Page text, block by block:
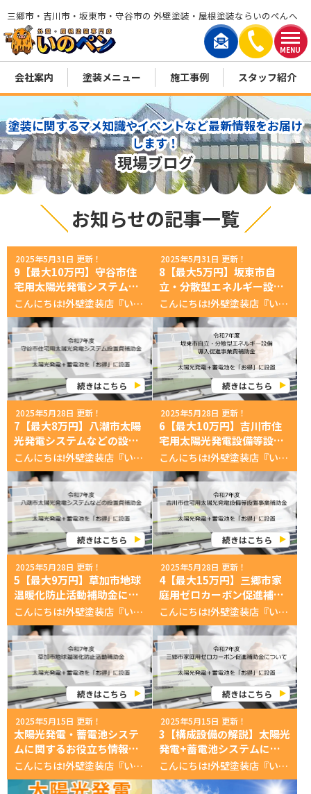
MENU
三郷市・吉川市・坂東市・守谷市の 外壁塗装・屋根塗装ならいのぺんへ
会社案内 塗装メニュー 施工事例 スタッフ紹介
塗装に関するマメ知識やイベントなど最新情報をお届け
します！
現場ブログ
お知らせの記事一覧
2025年5月31日 更新！
9【最大10万円】守谷市住
宅用太陽光発電システム設
置費補助金について
こんにちは!外壁塗装店『いのペン』です。 令和7年度、守谷市で使える「省エネ」設備導入の補助金についてご案内いたします。 現在、守谷市では個人の家庭向けに「太陽光発電」「蓄電池」などの省エネ設備の補助を行っております。「太陽光発電+蓄電池」の場合、最大10万円の補助を受けることができます。 申請をすれば利用できるお得な制度なので、設置の際は利用したい制度です。 特に、太陽光発電設備は固定価格買取制度と併用することできるため、初期費用負担を減らすことが出来ます。 注意点としては、6月2日からの申請で、予算が無くなり次第終了となる制度ですので早めに計画・準備する必要があります。 太陽光発電と蓄電池で使える2つの補助制度について 令和7年5月25日現在、守谷市では住宅用省エネ設備へ2つの補助金を出しています。 ● 住宅用太陽光発電システム設置費補助金 ● 家庭用リチウムイオン蓄電池設置費補助金 守谷市内に住む個人が、ご自宅に「太陽光発電」「蓄電池」を導入する場合、守谷市から最大10万円の補助金の交付を受けることができます。 太陽光発電の「固定価格買取制度」と合わせて、補助金をもらうことができるので、省エネ設備を導入する際は2つの制度を活用することをおすすめします。 補助金の窓口について 補助金の詳細や利用状況については下記、受付窓口へお問い合わせください。 受付窓口 生活経済部 生活環境課 住所 〒302-0198 茨城県守谷市大柏950番地の1 電話番号 生活環境課 0297-45-1111 補助金サイト 外部リンク 守谷市住宅用太陽光発電システム設置費補助金 外部リンク 家庭用リチウムイオン蓄電池設置費補助金 補助金の概要 予算に限りがある補助事業なので、早めの申請がおすすめです。 確実に補助を受けるためには、工事店とコミュニケーションをとり、不備なく審査を行う必要があります。 予算枠 それぞれ30件 先着順 30件を超えた時点で終了 申請期限 令和7年6月2日〜 実績報告期限:令和8年3月19日、または工事完了後30日以内 実績報告の受理後に補助金が交付される。 審査期間 約2週間 工事前に申請。 申請後、2週間程度で補助金の交付決定を通知。 利用条件 市内に居住し、市税を完納している 蓄電池の補助についてはいばらきエコチャレンジに登録していること 過去に同じ設備で交付を受けていないこと 注意点 工事開始前に申請 令和8年3月19日までに実績報告を行う 発電設備が10kw未満であること 郵送不可 設置者が用意する書類 (代理申請の場合) 委任状 蓄電池を設置する場合、いばらきエコチャレンジに登録していることが分かる書類 その他、契約書、設計図面や見積りなどの書類は工事店が用意 どのような設備にいくら補助? ● 住宅用太陽光発電システム設置費補助金 ● 家庭用リチウムイオン蓄電池設置費補助金 上記2つの補助制度を使う場合、10万円の補助を受けることができます。 補助対象設備 補助金額 太陽光発電設備の設置 5万円 定置用蓄電池の設置 5万円 補助金交付までの流れ ここからは「太陽光発電+蓄電池」を導入する場合の工事店とのやりとりを交えた申請から交付までの流れを解説します。以下は工事店に補助金申請を代行してもらう場合です。 申請と工事の準備(約5週間を目安) 1. 工事店へ工事の見積りを依頼 2. 工事店から設計図面と見積書をもらう 3. 工事内容と金額の確認 4. 内容に問題なければ、工事の請負契約を締結 5. 補助金の代行申請の委任状を工事店に提出 6. 補助金の申請書作成 7. 工事店がその他必要な写真や案内図、カタログを用意 8. 交付申請 9. 約2週間後、交付決定の通知 10. 電力会社への申請 11. 固定価格買取制度の申請 12. 電力会社と工事日の調整・決定 工事開始(1週間を目安) 1. 着工金のお支払い(工事店による) 2. 足場の設置 3. 資材搬入 4. 太陽光発電設備の設置 5. 蓄電池の設置 6. 電気の改修工事(宅内工事) 7. 試運転 8. 足場の撤去 9. 完了後の写真撮影 10. 工事費用、残金のお支払い 11. 工事費用の領収書を発行 工事完了から補助金交付(6週間を目安) 以下、補助金交付に必要な書類の一覧です。工事完了後14日以内に、受付窓口に提出します。 必要書類の多くは工事店が用意しますが、実績報告書や補助金請求書に設置者の押印と口座情報の記入が必要です。 必要書類の提出後は2週間程度で「補助金確定通知」が届き、その後「補助金請求書」を提出し、1ヶ月程度で指定の口座に振り込まれます。 ● セルフチェックシートの作成 ● 設置設備の保証書の写し ● 太陽光発電設備の設置が確認できる写真 ● 工事費用の領収書 ● 交付金の請求書 ● 振込先口座を確認できる書類(預金口座やキャッシュカードの写し) まとめ 以上、守谷市でつかえる「太陽光発電設備」と「蓄電池」の設置補助金の解説でした。 守谷市で省エネ設備の導入を検討される際はぜひご確認ください。 詳しくは、専門のスタッフがご説明しますので興味のある方はお気軽にお問合せください。 ↓↓↓お問合せここちらから↓↓↓ 無料お見積依頼・お問い合わせ 気軽にお問合せしてねなのら！ ◀メインページへ戻る
続きはこちら
2025年5月31日 更新！
8【最大5万円】坂東市自
立・分散型エネルギー設備
導入促進事業費補助金につ
いて
こんにちは!外壁塗装店『いのペン』です。 令和7年度、坂東市で使える「省エネ」設備導入の補助金についてご案内いたします。 現在、坂東市では個人の家庭向けに「蓄電池」の補助を行っております。太陽光発電設備に接続された蓄電池、と条件はありますが、最大5万円の補助を受けることができます。 申請をすれば利用できるお得な制度なので、設置の際は利用したい制度です。 特に、太陽光発電設備を新設する場合は固定価格買取制度と併用することできるため、初期費用負担を減らすことが出来ます。 注意点としては、6月2日からの申請で、予算が無くなり次第終了となる制度ですので早めに計画・準備する必要があります。 自立・分散型エネルギー設備導入促進事業費補助金について 坂東市内に住む個人が、ご自宅に太陽光発電設備と接続された「蓄電池」を導入する場合、坂東市から補助金の交付を受けることができます。 また、残念ながら「住宅用太陽光発電」への補助は行っていないようです。 補助金の窓口について 補助金の詳細や利用状況については下記、受付窓口へお問い合わせください。 受付窓口 生活環境課 住所 〒306-0692 茨城県坂東市岩井4365番地 電話番号 生活環境課 0297-35-2121 補助金サイト 外部リンク 住宅用蓄電池の設置をお考えのみなさまへ 補助金の概要 予算に限りがある補助事業なので、早めの申請がおすすめです。 確実に補助を受けるためには、工事店とコミュニケーションをとり、不備なく審査を行う必要があります。 予算枠 9件 9件を超えた時点で終了 申請期限 令和7年6月2日〜 実績報告期限:令和8年3月14日、または工事完了後30日以内 実績報告の受理後に補助金が交付される。 設置工事は令和8年3月13日までに完了していること。 審査期間 約2週間 工事前に申請。 申請後、2週間程度で補助金の交付決定を通知。 利用条件 市内に居住し、市税を完納している いばらきエコチャレンジに登録している 過去に同じ設備で交付を受けていないこと 注意点 工事開始前に申請 令和8年3月14日までに実績報告を行う 発電設備が10kw未満であること 郵送不可 令和8年3月13日までに工事が終わり、利用できる状況になっていること 設置者が用意する書類 (代理申請の場合) 委任状 いばらきエコチャレンジに登録していることが分かる書類 その他、契約書、設計図面や見積りなどの書類は工事店が用意 市税に係る納税証明書が必要な場合あり どのような設備にいくら補助? 太陽光発電に接続された蓄電池を設置した場合、5万円の補助を受けることができます。 補助対象設備 補助金額 定置用蓄電池の設置 5万円 補助金交付までの流れ ここからは「蓄電池」を導入する場合の工事店とのやりとりを交えた申請から交付までの流れを解説します。以下は工事店に補助金申請を代行してもらう場合です。 申請と工事の準備(約5週間を目安) 1. 工事店へ工事の見積りを依頼 2. 工事店から設計図面と見積書をもらう 3. 工事内容と金額の確認 4. 内容に問題なければ、工事の請負契約を締結 5. 補助金の代行申請の委任状を工事店に提出 6. 自立・分散型エネルギー設備導入促進事業費補助金の申請書作成 7. 工事店がその他必要な写真や案内図、カタログを用意 8. 交付申請 9. 約2週間後、交付決定の通知 10. 電力会社への申請 11. 固定価格買取制度の申請 12. 電力会社と工事日の調整・決定 工事開始(1週間を目安) 1. 着工金のお支払い(工事店による) 2. 足場の設置 3. 資材搬入 4. 太陽光発電設備の設置 5. 蓄電池の設置 6. 電気の改修工事(宅内工事) 7. 試運転 8. 足場の撤去 9. 完了後の写真撮影 10. 工事費用、残金のお支払い 11. 工事費用の領収書を発行 工事完了から補助金交付(6週間を目安) 以下、補助金交付に必要な書類の一覧です。 工事完了後30日以内に、受付窓口に提出します。 必要書類の多くは工事店が用意しますが、実績報告書や補助金請求書に設置者の押印と口座情報の記入が必要です。 必要書類の提出後は2週間程度で「補助金確定通知」が届き、その後「補助金請求書」を提出し、1ヶ月程度で指定の口座に振り込まれます。 ● 自立・分散型エネルギー設備導入促進事業実績報告書の作成 (設置者の押印と補助金の受け取り口座情報の記入) ● 蓄電池の保証書の写し ● 蓄電池設置完了後の写真 ● 太陽光発電設備の設置が確認できる写真 ● 工事費用の領収書 ● 補助金請求書(補助金確定通知書を受領後に提出) まとめ 以上、坂東市自立・分散型エネルギー設備導入促進事業費補助金の解説でした。 蓄電池の導入を検討される際はぜひご確認ください。 詳しくは、専門のスタッフがご説明しますので興味のある方はお気軽にお問合せください。 ↓↓↓お問合せここちらから↓↓↓ 無料お見積依頼・お問い合わせ 気軽にお問合せしてねなのら！ ◀メインページへ戻る
続きはこちら
2025年5月28日 更新！
7【最大8万円】八潮市太陽
光発電システムなどの設置
費補助金について
こんにちは!外壁塗装店『いのペン』です。 令和7年度、八潮市で使える「省エネ」設備導入の補助金についてご案内いたします。 現在、八潮市では個人の家庭向けに「太陽光発電」「蓄電池」などの省エネ設備の補助を行っております。住宅用「太陽光発電+蓄電池」の場合、最大8万円の補助を受けることができます。 申請をすれば利用できるお得な制度なので、設置の際は利用したい制度です。 特に、太陽光発電設備は固定価格買取制度と併用することできるため、初期費用負担を減らすことが出来ます。 注意点としては、予算が無くなり次第終了となる制度ですので早めに計画・準備する必要があります。 太陽光発電システムなどの設置費補助金について 八潮市内に住む個人が、ご自宅に家庭用省エネ設備を導入する場合、八潮市から補助金の交付を受けることができます。 また、固定価格買取制度との併用で設置後は余剰売電することで、コスト負担を軽減できます。 補助金の窓口について 補助金の詳細や利用状況については下記、受付窓口へお問い合わせください。 受付窓口 生活安全部 環境リサイクル課 環境安全係 住所 〒340-8588 埼玉県八潮市中央1丁目2番地1 電話番号 環境保全係 048-996-2111 補助金サイト 外部リンク 太陽光発電システムなどの設置費補助金 補助金の概要 予算に限りがある補助事業なので、早めの申請がおすすめです。 確実に補助を受けるためには、工事店とコミュニケーションをとり、不備なく審査を行う必要があります。 予算枠 570万 (事業用と合算) 1件平均10万円の補助を受ける場合、約57件の利用で終了となる 申請期限 令和7年4月1日〜 令和8年3月20日までに電気事業者との特定契約を締結 工事完了後に申請。 実績報告の受理後に補助金が交付される。 審査期間 約5週間 工事完了後に申請し、1週間後に交付通知 請求書提出後、4週間程度で補助金の交付 利用条件 市内に居住し、市税を完納している 過去に同じ設備で交付を受けていないこと 注意点 工事完了後に申請 令和8年3月20日までに電気事業者との特定契約を締結 発電設備が10kw未満であること 令和8年3月20日までに工事が終わり、利用できる状況になっていること 設置者が用意する書類 (代理申請の場合) 委任状 市税に関わる納税証明書(居住者全員のもの) 住民票の写し その他、契約書、設計図面や見積りなどの書類は工事店が用意 市税には健康保険料も含まれる どのような設備にいくら補助? 太陽光発電+蓄電池を設置した場合、最大8万円の補助を受けることができます。 補助対象設備 補助金額 太陽光発電システムの設置 (設備出力1kW以上) 3万円 定置用蓄電池の設置 5万円 家庭用燃料電池コージェネレーションシステム(エネファーム) 1万円 自然冷媒ヒートポンプ給湯器(エコキュート) 1万円 電気自動車等充給電設備(V2H) 5万円 ヒートポンプ・ガス瞬間式併用型給湯器(ハイブリット給湯器) 1万円 補助金交付までの流れ 太陽光発電+蓄電池を導入する場合の工事店とのやりとりを交えた申請から交付までの流れを解説します。以下は工事店に補助金申請を代行してもらう場合です。 工事の準備(約5週間を目安) 1. 工事店へ工事の見積りを依頼 2. 工事店から設計図面と見積書をもらう 3. 工事内容と金額の確認 4. 内容に問題なければ、工事の請負契約を締結 5. 電力会社への申請 6. 固定価格買取制度の申請 7. 電力会社と工事日の調整・決定 工事開始(1週間を目安) 1. 着工金のお支払い(工事店による) 2. 足場の設置 3. 資材搬入 4. 太陽光発電設備の設置 5. 蓄電池の設置 6. 電気の改修工事(宅内工事) 7. 試運転 8. 足場の撤去 9. 完了後の写真撮影 10. 工事費用、残金のお支払い 11. 工事代の領収書を発行 工事完了から補助金交付(6週間を目安) 以下、補助金交付に必要な書類の一覧です。 工事完了後30日以内に、受付窓口に提出します。 必要書類の多くは工事店が用意しますが、実績報告書に設置者の押印と口座情報の記入が必要です。必要書類の提出後、1週間で交付決定通知、その後請求書を提出し、3週間で補助金が指定の口座に振り込まれます。 設置者が用意するもの ● 住民票の写し(世帯全員のもの) ● 納税証明書(健康保険税を含む) ● 八潮市太陽光発電システムなどの設置費補助金交付申請書 (設置者の押印) ● 八潮市太陽光発電システムなどの設置費補助金請求書 (設置者の押印と補助金の受け取り口座情報の記入) 工事店が用意するもの ● 太陽光発電システムなどの設置費補助金交付申請書 ● 対象設備の設置場所案内図 ● 対象設備の請負工事契約書の写し ● 対象設備の設置に係る図面 ● 対象設備の規格が分かる書類 ● 工事費用の領収書 ● 対象設備設置完了後の写真 ● 対象設備が未使用品と分かる書類(保証書の写し) ● 電力会社との契約書類 まとめ 以上、八潮市住宅用太陽光発電設備等設置事業補助金の解説でした。 省エネ設備を導入する際はこうした自治体の補助制度と併せて、国が提供する「固定価格買取制度(FIT)」の利用をおすすめしております。 導入を検討される際はぜひお問い合わせください。 詳しくは、専門のスタッフがご説明しますので興味のある方はお気軽にお問合せください。 ↓↓↓お問合せここちらから↓↓↓ 無料お見積依頼・お問い合わせ 気軽にお問合せしてねなのら！ ◀メインページへ戻る
続きはこちら
2025年5月28日 更新！
6【最大10万円】吉川市住
宅用太陽光発電設備等設置
事業補助金について
こんにちは!外壁塗装店『いのペン』です。 令和7年度、吉川市で使える「省エネ」設備導入の補助金についてご案内いたします。 現在、吉川市では個人の家庭向けに「太陽光発電」「蓄電池」などの省エネ設備の補助を行っております。「太陽光発電+蓄電池」の場合、最大10万円の補助を受けることができます。 申請をすれば利用できるお得な制度なので、設置の際は利用したい制度です。 特に、太陽光発電設備は固定価格買取制度と併用することできるため、初期費用負担を減らすことが出来ます。 注意点としては、予算が無くなり次第終了となる制度ですので早めに計画・準備する必要があります。 住宅用太陽光発電設備等設置事業補助金について 吉川市内に住む個人が、ご自宅に家庭用省エネ設備を導入する場合、吉川市から補助金の交付を受けることができます。 また、固定価格買取制度との併用で設置後は余剰売電することで、コスト負担を軽減できます。 補助金の窓口について 補助金の詳細や利用状況については下記、受付窓口へお問い合わせください。 受付窓口 環境課 環境保全係 住所 〒342-8501 埼玉県吉川市きよみ野1番地 市役所庁舎2階 電話番号 環境保全係 048-982-5392 補助金サイト 外部リンク 住宅用太陽光発電設備等設置事業補助金 補助金の概要 予算に限りがある補助事業なので、早めの申請がおすすめです。 確実に補助を受けるためには、工事店とコミュニケーションをとり、不備なく審査を行う必要があります。 予算枠 350万 1世帯平均10万円の補助を受ける場合、約35世帯の利用で終了となる 申請期限 令和7年4月1日〜 設置後の実績報告は工事完了後60日 工事完了後に申請。 実績報告の受理後に補助金 が交付される。 審査期間 約3週間 工事完了後に申請 利用条件 市内に居住し、市税を完納している 過去に同じ設備で交付を受けていないこと 定置用蓄電池設置のみの場合、既存の太陽光発電設備との接続が必要 注意点 工事完了後に申請 工事完了後60日以内に実績を報告する 未使用品の既製品であること 発電設備が10kw未満であること 設置者が用意する書類 (代理申請の場合) 委任状 市税に関わる納税証明書 住民票の写し 建物の登記事項証明書 その他、契約書、設計図面や見積りなどの書類は工事店が用意 どのような設備にいくら補助? 太陽光発電+蓄電池を設置した場合、最大10万円の補助を受けることができます。 補助対象設備 補助金額 太陽光発電システムの設置 (設備出力1kW以上) 4kW未満 定額3万円/1件 4kW以上 定額4万円/1件 定置用蓄電池の設置 定額5万円/1件 太陽光発電設備及び定置用蓄電池 定額10万円/1件 補助金交付までの流れ 太陽光発電+蓄電池を導入する場合の工事店とのやりとりを交えた申請から交付までの流れを解説します。以下は工事店に補助金申請を代行してもらう場合です。 工事の準備(約5週間を目安) 1. 工事店へ工事の見積りを依頼 2. 工事店から設計図面と見積書をもらう 3. 工事内容と金額の確認 4. 内容に問題なければ、工事の請負契約を締結 5. 電力会社への申請 6. 固定価格買取制度の申請 7. 電力会社と工事日の調整・決定 工事開始(1週間を目安) 1. 着工金のお支払い(工事店による) 2. 足場の設置 3. 資材搬入 4. 太陽光発電設備の設置 5. 蓄電池の設置 6. 電気の改修工事(宅内工事) 7. 試運転 8. 足場の撤去 9. 完了後の写真撮影 10. 工事費用、残金のお支払い 11. 工事代の領収書を発行 工事完了から補助金交付(6週間を目安) 以下、補助金の交付に必要な書類の一覧です。 工事完了後30日以内に、受付窓口に提出します。 必要書類の多くは工事店が用意しますが、いくつかは設置者が用意する書類と押印が必要です。 必要書類の提出後、3週間で補助金が指定の口座に振り込まれます。 設置者が用意するもの ● 住民票の写し ● 建物の登記事項証明書 ● 納税証明書 ● 吉川市住宅用太陽光発電設備等設置事業補助金交付申請書 (設置者の押印) ● 吉川市住宅用太陽光発電設備等設置事業補助金請求書 (設置者の押印と補助金の受け取り口座情報の記入) 工事店が用意するもの ● 吉川市住宅用太陽光発電設備等設置事業補助金交付申請書 ● 吉川市住宅用太陽光発電設備等設置事業補助金請求書 ● 工事の契約書の写し ● 工事費用の領収書 ● 対象設備の規格が分かる書類 ● 設備設置前後の写真 ● 対象設備が未使用品と分かる書類(保証書) ● 電力会社との契約書類 まとめ 以上、吉川市住宅用太陽光発電設備等設置事業補助金の解説でした。 省エネ設備を導入する際はこうした自治体の補助制度と併せて、国が提供する「固定価格買取制度(FIT)」の利用をおすすめしております。 導入を検討される際はぜひお問い合わせください。 詳しくは、専門のスタッフがご説明しますので興味のある方はお気軽にお問合せください。 ↓↓↓お問合せここちらから↓↓↓ 無料お見積依頼・お問い合わせ 気軽にお問合せしてねなのら！ ◀メインページへ戻る
続きはこちら
2025年5月28日 更新！
5【最大9万円】草加市地球
温暖化防止活動補助金につ
いて
こんにちは!外壁塗装店『いのペン』です。 令和7年度、草加市で使える「省エネ」設備導入の補助金についてご案内いたします。 現在、草加市では個人の家庭向けに「太陽光発電」「蓄電池」などの省エネ設備の補助を行っております。「太陽光発電+蓄電池」の場合、最大9万円の補助を受けることができます。 申請をすれば利用できるお得な制度なので、設置の際は利用したい制度です。 特に、太陽光発電設備は固定価格買取制度と併用することできるため、初期費用負担を減らすことが出来ます。 注意点としては、予算が無くなり次第終了となる制度ですので早めに計画・準備する必要があります。(5/22時点で予算枠960万円に対し、165万円、17%ほどを消化) 地球温暖化防止活動補助金について 草加市内に住む個人が、ご自宅に家庭用省エネ設備を導入したり、電気自動車を購入する場合、草加市から補助金の交付を受けることができます。 いずれも設置前に審査を受け、交付結果を待ってからの工事・購入となります。 また、固定価格買取制度との併用で設置後は余剰売電することで、コスト負担を軽減できます。 補助金の窓口について 補助金の詳細や利用状況については下記、受付窓口へお問い合わせください。 受付窓口 環境課 環境推進係または公害対策係 住所 〒340-8550 埼玉県草加市高砂1丁目1番1号 電話番号 環境推進係 048-922-1519 公害対策係 048-922-1520 補助金サイト 外部リンク 草加市地球温暖化防止活動補助金 補助金の概要 予算に限りがある補助事業なので、早めの申請がおすすめです。 確実に補助を受けるためには、工事店とコミュニケーションをとり、不備なく審査を行う必要があります。 予算枠 960万 5/22時点165万を消化 1世帯平均15万円の補助を受ける場合、約64世帯の利用で終了となる 申請期限 令和7年4月1日〜令和7年12月26日 設置後の実績報告は令和8年3月10日まで 工事前の申請とは別に工事完了後の実績報告あり。実績報告後、2〜5週間後に補助金が交付される。 審査期間 約14日 申請書類を提出後に審査を開始、完了後に郵送にて決定を通知 利用条件 市内に居住し、市税を完納している 過去に同じ設備で交付を受けていないこと 1か月用エコライフチェックシートの作成 1か月用エコライフチェックシートは環境に配慮した生活を実現するチェックシートです。 注意点 設置・購入前に申請 令和8年3月10日のいずれか早い日までに報告書を提出する必要あり 補助を受けた場合、5年間は承諾なしに設備を処分できない 10kw以上の全量売電は対象外 設置後5年以内に売却してしまった場合、補助金を返還することになります。 事業用での設置やレンタル・リースの場合は利用できません。 設置者が用意する書類 (代理申請の場合) 委任状 1か月用エコライフチェックシートの作成 市税を滞納していないことが証明できる書類等 住民票の写し その他、契約書、設計図面や見積りなどの書類は工事店が用意 どのような設備にいくら補助? 太陽光発電+蓄電池を設置した場合、最大9万円の補助を受けることができます。 さらに、EVと充電器を設置する場合、10万円が加算され、最大19万円の補助金を設置・購入後に受け取れます。 補助対象設備 補助金額 太陽光発電システムの設置 (設備出力1kW以上) 一律7万円 燃料電池給湯器の設置 一律2万円 ハイブリット給湯器の設置 一律2万円 HEMSの設置 一律1万円 定置型家庭用蓄電池の設置 一律2万円 V2H(電気自動車等充給電設備)の設置 一律2万円 雨水貯留施設の設置 設置費用の1/2で限度額1万円 次世代自動車の購入 一律2万円 補助金交付までの流れ 太陽光発電+蓄電池を導入する場合の工事店とのやりとりを交えた申請から交付までの流れを解説します。以下は工事店に補助金申請を代行してもらう場合です。 申請と工事の準備(約5週間を目安) 1. 工事店へ工事の見積りを依頼 2. 工事店から設計図面と見積書をもらう 3. 工事内容と金額の確認 4. 内容に問題なければ、工事の請負契約を締結 5. 地球温暖化防止活動補助金交付申請書の作成 6. 設置者の「市税を滞納していないことが証明できる書類」「住民票の写し」の取得 7. 工事店がその他、必要な写真や案内図、カタログを用意 8. 交付申請 9. 約14日後、交付決定の通知 10. 電力会社への申請 11. 固定価格買取制度の申請 12. 電力会社と工事日の調整・決定 工事開始(1週間を目安) 1. 着工金のお支払い(工事店による) 2. 足場の設置 3. 資材搬入 4. 太陽光発電設備の設置 5. 蓄電池の設置 6. 電気の改修工事(宅内工事) 7. 試運転 8. 足場の撤去 9. 完了後の写真撮影 10. 工事費用、残金のお支払い 11. 工事費用の領収書を発行 工事完了から補助金交付(6週間を目安) 以下、補助金交付に必要な書類の一覧です。 必要書類の多くは工事店が用意しますが、交付請求書に設置者の押印と口座情報の記入が必要です。また、1か月用エコライフチェックシートの作成に1ヶ月かかるため、少し時間がかかります。 必要書類の提出後、2〜5週間で補助金が指定の口座に振り込まれます。 ● 地球温暖化防止活動補助金交付請求書 ● 草加市地球温暖化防止活動実績報告書の作成 (設置者の押印と補助金の受け取り口座情報の記入) ● 1か月用エコライフチェックシート ● 電力会社との契約書類 ● 設置完了後の写真 ● 工事費用の領収書 まとめ 以上、草加市地球温暖化防止活動補助金の解説でした。 省エネ設備を導入する際は国が提供する「固定価格買取制度(FIT)」と併せての利用をおすすめしております。 導入を検討される際はぜひお問い合わせください。 詳しくは、専門のスタッフがご説明しますので興味のある方はお気軽にお問合せください。 ↓↓↓お問合せここちらから↓↓↓ 無料お見積依頼・お問い合わせ 気軽にお問合せしてねなのら！ ◀メインページへ戻る
続きはこちら
2025年5月28日 更新！
4【最大15万円】三郷市家
庭用ゼロカーボン促進補助
金について
こんにちは!外壁塗装店『いのペン』です。 令和7年度、三郷市で使える「省エネ」設備導入の補助金についてご案内いたします。 現在、三郷市では個人の家庭向けに「太陽光発電」「蓄電池」などの省エネ設備の補助を行っております。「太陽光発電+蓄電池」の場合、最大15万円の補助を受けることができます。 申請をすれば利用できるお得な制度なので、設置の際は利用したい制度です。 特に、太陽光発電設備は固定価格買取制度と併用することできるため、初期費用負担を減らすことが出来ます。 注意点としては、予算が無くなり次第終了となる制度ですので早めに計画・準備する必要があります。 家庭用ゼロカーボン促進補助金について 三郷市内に住む個人が、ご自宅に家庭用省エネ設備を導入したり、電気自動車を購入する場合、三郷市から補助金の交付を受けることができます。 いずれも設置前に審査を受け、交付結果を待ってからの工事・購入となります。 また、固定価格買取制度との併用で設置後は余剰売電することで、コスト負担を軽減できます。 補助金申請の窓口について 補助金の詳細や利用状況については下記、受付窓口へお問い合わせください。 受付窓口 クリーンライフ課 環境政策室 住所 〒341-8501 埼玉県三郷市花和田648番地1 電話番号 048-930-7715 補助金サイト 外部リンク 三郷市家庭用ゼロカーボン促進補助金 補助金の概要 予算に限りがある補助事業なので、早めの申請がおすすめです。 確実に補助を受けるためには、工事店とコミュニケーションをとり、不備なく審査を行う必要があります。 予算枠 800万 1世帯平均15万円の補助を受ける場合、約53世帯の利用で終了となる 申請期限 令和7年4月1日〜令和7年12月末頃 設置後の実績報告は令和8年3月16日まで 工事前の申請とは別に工事完了後の実績報告あり。実績報告後、3週間ほどで補助金が交付される。 審査期間 約1週間 申請書類を提出後に審査を開始、完了後に郵送にて決定を通知 利用条件 市内に居住し、市税を完納している 各設備ごと1世帯1回 (EVは1人1回) 注意点 設置・購入前に申請 設置後30日以内または令和8年3月16日のいずれか早い日までに報告書を提出する必要あり 補助を受けた場合、5年間は承諾なしに設備を処分できない 10kw以上の全量売電は対象外 設置後5年以内に売却してしまった場合、補助金を返還することになります。 事業用での設置やレンタル・リースの場合は利用できません。 設置者が用意する書類 (代理申請の場合) 委任状 市税を滞納していないことが証明できる書類等 住民票の写し その他、契約書、設計図面や見積りなどの書類は工事店が用意 どのような設備にいくら補助? 太陽光発電+蓄電池を設置した場合、最大15万円の補助を受けることができます。 さらに、EVと充電器を設置する場合、10万円が加算され、最大25万円の補助金を設置・購入後に受け取れます。 補助対象設備 補助金額 太陽光発電システム 既存住宅の場合 1kWあたり2万5千円(上限10万円) 新築住宅の場合 1kWあたり1万円(上限5万円) 家庭用燃料電池コージェネレーションシステム (通称「エネファーム」) 4万円 定置用リチウムイオン蓄電システム 5万円 V2H(電気自動車充放電設備) ※太陽光発電システムの併設が必須 5万円 EV・PHEV (電気自動車・プラグインハイブリッド車) ※住宅への給電機能及び住宅からの充電機能が必須 5万円 補助金交付までの流れ 太陽光発電+蓄電池を導入する場合の工事店とのやりとりを交えた申請から交付までの流れを解説します。以下は工事店に補助金申請を代行してもらう場合です。 申請と工事の準備(約5週間を目安) 1. 工事店へ工事の見積りを依頼 2. 工事店から設計図面と見積書をもらう 3. 工事内容と金額の確認 4. 内容に問題なければ、工事の請負契約を締結 5. 補助金の代行申請の委任状を工事店に提出 6. 家庭用ゼロカーボン促進補助金請求書の作成 7. 設置者の「市税を滞納していないことが証明できる書類」「住民票の写し」の取得 8. 工事店がその他必要な写真や案内図、カタログを用意 9. 交付申請 10. 約1週間後、交付決定の通知 11. 電力会社への申請 12. 固定価格買取制度の申請 13. 電力会社と工事日の調整・決定 工事開始(1週間を目安) 1. 着工金のお支払い(工事店による) 2. 足場の設置 3. 資材搬入 4. 太陽光発電設備の設置 5. 蓄電池の設置 6. 電気の改修工事(宅内工事) 7. 試運転 8. 足場の撤去 9. 完了後の写真撮影 10. 工事費用、残金のお支払い 11. 工事費用の領収書を発行 工事完了から補助金交付(6週間を目安) 以下、補助金交付に必要な書類の一覧です。 工事完了後30日以内に、受付窓口に提出します。 必要書類の多くは工事店が用意しますが、実績報告書に設置者の押印と口座情報の記入が必要です。 また、必要書類の提出後3週間程度で補助金が指定の口座に振り込まれます。 ● 家庭用ゼロカーボン促進補助金実績報告書の作成 (設置者の押印と補助金の受け取り口座情報の記入) ● 電力会社との契約書類 ● 各設備の保証書の写し ● 設置完了後の写真 ● 工事費用の領収書 まとめ 以上、三郷市家庭用ゼロカーボン促進補助金の解説でした。 省エネ設備を導入する際はこうした自治体の補助制度と併せて、国が提供する「固定価格買取制度(FIT)」の利用をおすすめしております。 導入を検討される際はぜひお問い合わせください。 詳しくは、専門のスタッフがご説明しますので興味のある方はお気軽にお問合せください。 ↓↓↓お問合せここちらから↓↓↓ 無料お見積依頼・お問い合わせ 気軽にお問合せしてねなのら！ ◀メインページへ戻る
続きはこちら
2025年5月15日 更新！
太陽光発電・蓄電池システ
ムに関するお役立ち情報ま
とめ
こんにちは!外壁塗装店『いのペン』です。 近年、電気代の高騰や災害時の備えとして注目を集めている「太陽光発電」や「家庭用蓄電池」。 このページでは、太陽光発電や蓄電池に関する情報を、初心者の方にもわかりやすくまとめています。 導入を検討している方も、すでに設置済みの方も、知っておきたい知識をこのページからご覧ください! お役立ち情報一覧 1【３つのメリット】 外壁塗装と太陽光発電を同時にリフォーム 2【電気代を大幅削減】太陽光発電+蓄電池でつくる省エネの仕組み 3【構成設備の解説】太陽光発電+蓄電池システムについて 4【最大15万円】三郷市家庭用ゼロカーボン促進補助金について 5【最大9万円】草加市地球温暖化防止活動補助金について 6【最大10万円】吉川市住宅用太陽光発電設備等設置事業補助金について 7【最大8万円】八潮市太陽光発電システムなどの設置費補助金について 8【最大5万円】坂東市自立・分散型エネルギー設備導入促進事業費補助金について 9【最大10万円】守谷市住宅用太陽光発電システム設置費補助金について 10【最大15万円】越谷市ゼロカーボン推進補助金について 11【令和7年10月開始】住宅用太陽光発電設備の初期投資支援スキームについて 12【最大5万円】つくばみらい市自立・分散型エネルギー設備導入促進事業費補助金について NEW 13【最大3万円】取手市住宅用太陽光発電システム補助金について NEW 14【最大5万円】常総市自立・分散型エネルギー設備導入促進事業費補助金について NEW 15【事例紹介】グループホームでの太陽光発電+蓄電池の導入効果 NEW 情報は随時更新していくのら！ 私たち「いのペン」では外壁塗装と同時に「太陽光発電+蓄電池設置工事」の省エネリフォームも一緒にご提案できますので、お気軽にお問い合わせください。 詳しくは、専門のスタッフがご説明しますので興味のある方はお気軽にお問合せください。 ↓↓↓お問合せここちらから↓↓↓ 無料お見積依頼・お問い合わせ 気軽にお問合せしてねなのら！
2025年5月15日 更新！
3【構成設備の解説】太陽光
発電+蓄電池システムにつ
いて
こんにちは!外壁塗装店『いのペン』です。 今回は、「太陽光発電+蓄電池システム」を構成している主要設備について解説していきます。 各設備の機能・特徴だけでなく、長期間、安心して設備を使うために重要な「製品の特徴」や「保証内容」について主要設備ごとにまとめています。 ぜひ最後まで読んで、リフォームの計画にお役立てください! システムを構成する主要設備の解説 ここからはシステムを構成する主要な3つの設備「太陽光発電パネル」「パワーコンディショナ」「蓄電池」それぞれの機能について順番に解説していきます。 【電気をつくる】太陽光発電パネル ここからは太陽光発電パネルの特徴について解説していきます。 太陽光発電システムは設置した太陽光発電パネルに日光があたることで電気をつくります。直射日光を受けた時にカタログの出力で発電し、日差しに雲がかかると発電量は減少し、夜間は発電できません。パネルに汚れがある場合などでも出力は低下します。 発電できる製品出力はW(ワット)で表し、1000Wで1kW(キロワット)と単位が変わります。出力は時間とともに減少し、設置から20年経つころには新品時の8割ほどの出力になります。 住宅用の基準とされる4.8kWのシステムをつくる場合、480Wのパネル(約2m×1m)を10枚繋ぎ4.8kW(約20m2)にするため、設置には面積が必要となります。 その他、太陽光発電の特徴については以下の通りです。 ● 5月が最も発電量が多くなり、2月が最も少なくなる ● 8月は気温が高く、設備に熱が蓄積するため発電効率が下がる ● 北向きでの設置は発電効率が悪くなる また、一般的に設置に有利な条件は以下の通りです。 ● 日照時間が長い地域 ● 他の建物や樹木等の影がかからない ● 南向きの屋根が広い(南東、南西含む) 埼玉県は日照時間が日本で4番目に長く、太陽光発電に適した地域です。 そのため、影がかからない屋根をお持ちのご家庭は一度設置を検討することをおすすめします。 製品の寿命は20〜25年。メーカーごとに違いはありますが、一般的な保証内容は以下の内容です。保証の延長サービスを利用すると期間を伸ばすこともできます。 ● システム保証:10年(機器の故障を保証) ● 出力保証:25年(25年後でも新品時の約7割の発電を保証) ● 自然災害補償:10年(災害時に発生した損害を補償) ● 施工保証:10年(工事に問題があった場合の保証) よくある故障や事故事例は以下の内容です。いずれも保証期間内であれば修理・交換が可能ですが、故障内容によっては有償となる場合もあります。 ● 初期不良による発電出力の低下 ● 強風によるパネル破損 ● 取り付けミスによるパネル落下 ● 経年劣化によるパネルのひび割れ 【電気を変換】パワーコンディショナ 2つめはパワーコンディショナです。太陽光発電システムの心臓部と言われるほど重要な設備で、太陽光発電パネルでつくった直流電気を家庭でつかえる交流電気に変換します。この設備が故障すると発電した電気を家庭でつかうことも電力会社に売ることもできなくなります。 電気を変換できる製品の出力はkW(キロワット)で表記され、一般的に、変換効率の数値で製品を比較します。変換効率95%と変換効率98%の製品がある場合、後者の製品の方がつくった電気を効率よくつかえます。 製品の寿命は10〜15年。メーカーごとに違いはありますが、一般的な保証内容は以下の内容です。保証の延長サービスを利用すると期間を伸ばすこともできます。 ● システム保証:10年(機器の故障を保証) ● 自然災害補償:別途用意(災害時に発生した損害を補償) ● 施工保証:10年(工事に問題があった場合の保証) よくある故障や事故事例は以下の内容です。初期不良や工事を原因とする故障については修理・交換が可能ですが、落雷などの自然災害を原因とする故障については別途、補償サービスに加入する必要があります。 ● 初期不良による故障 ● 取り付けミス ● 落雷による故障 【電気を保存】蓄電池 最後は蓄電池です。主に、太陽光発電システムと組み合わせて設置することで発電量が不足する時や夜間につくった電気を使えるようにします。最近ではパワーコンディショナ内蔵などの多機能化が進んでます。 屋内設置と屋外設置の2つのタイプがあり、それぞれの特徴は以下のとおりです。 屋内設置 屋外設置 室内スペースが減る 運転音が聞こえてしまう 設置条件がない(室内設置のため 外部環境の影響が少ない) 水害などでの故障リスクが低い 室内スペースを使わない 運転音が気にならない 設置条件がある(高温多湿と直射 日光があたる場所には設置が推奨 されていない) 水害で故障するリスクが高い 蓄電池の容量はkWh(キロワットアワー)で表し、5kWhの容量があると下記の家電を一晩動かすことができます。ただし、容量全ての電力が使えるわけではなく、表記の8〜9割程度の数字が実際につかえる実効容量となり、15年後には実効容量が新品時の6割ほどに低下します。 家電の種類 出力 時間 消費電力 テレビ 150W 3時間 450Wh 照明 200W 7時間 1400Wh 冷蔵庫 190W 12時間 1800Wh スマホ充電 15W 5時間 75Wh 合計 3725Wh=3.725kWh 製品の寿命は10〜15年。メーカーごとに違いはありますが、一般的な保証内容は以下の内容です。保証の延長サービスを利用すると期間を伸ばすこともできます。 ● システム保証:10年(機器の故障を保証) ● 自然災害補償:別途用意(災害時に発生した損害を補償) ● 施工保証:10年(工事に問題があった場合の保証) よくある故障や事故事例は以下の内容です。初期不良や工事を原因とする故障については修理・交換が可能ですが、水害などの自然災害を原因とする故障については別途、補償サービスに加入する必要があります。 ● 初期不良による蓄電容量の低下 ● 取り付けミス ● 水害による故障 よくある故障について 2017年の調査による、住宅用の太陽光発電システムの故障内容の内訳は以下の内容です。故障の原因は製品不良と施工不良によるものが多い為、設置工事をする際は保証やサポートの充実した工事会社に依頼することをおすすめします。 ● パワーコンディショナ 66% ● 太陽光パネル 13% ● ケーブル・接続箱 18% ● その他 3% まとめ 以上、「太陽光発電+蓄電池システム」の主要設備についての解説でした。 私たち「いのペン」では外壁塗装と同時に「太陽光発電+蓄電池設置工事」の省エネリフォームにも一緒にご提案できますので、お気軽にお問い合わせください。 詳しくは、専門のスタッフがご説明しますので興味のある方はお気軽にお問合せください。 ↓↓↓お問合せここちらから↓↓↓ 無料お見積依頼・お問い合わせ 気軽にお問合せしてねなのら！ ◀メインページへ戻る